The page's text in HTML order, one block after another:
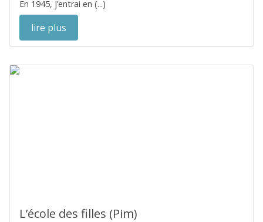
En 1945, j’entrai en (...)
lire plus
L’école des filles (Pim)